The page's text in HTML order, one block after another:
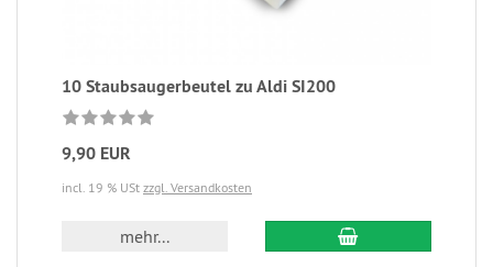
10 Staubsaugerbeutel zu Aldi SI200
9,90 EUR
incl. 19 % USt zzgl. Versandkosten
mehr...